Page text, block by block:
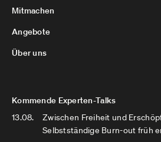
Mitmachen
Angebote
Über uns
Kommende Experten-Talks
13.08.
Zwischen Freiheit und
Selbstständige Burn-out früh